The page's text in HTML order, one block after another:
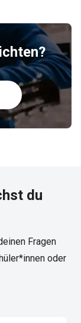
du
Fragen
oder